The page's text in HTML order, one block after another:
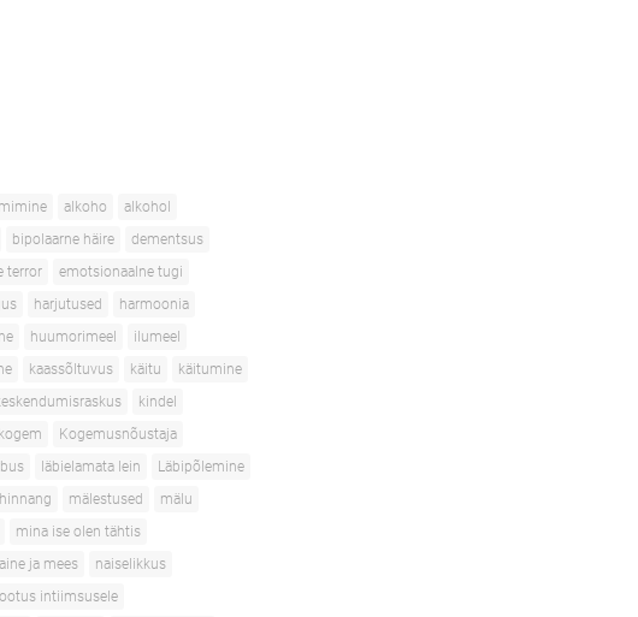
alkoho
alkohol
bipolaarne häire
dementsus
terror
emotsionaalne tugi
harjutused
harmoonia
huumorimeel
ilumeel
kaassõltuvus käitu
käitumine
kindel
kogem
Kogemusnõustaja
läbielamata lein
Läbipõlemine
mälestused
mälu
mina ise olen tähtis
ja mees
naiselikkus
ootus intiimsusele